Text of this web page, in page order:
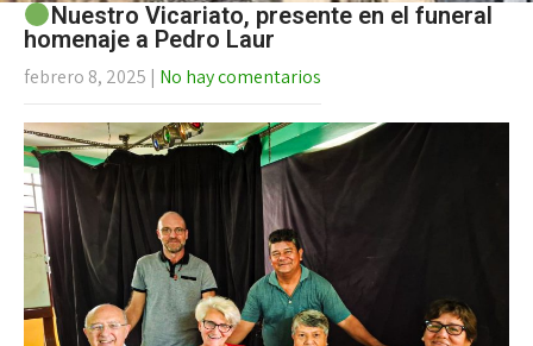
Nuestro Vicariato, presente en el funeral
homenaje a Pedro Laur
febrero 8, 2025 | No hay comentarios